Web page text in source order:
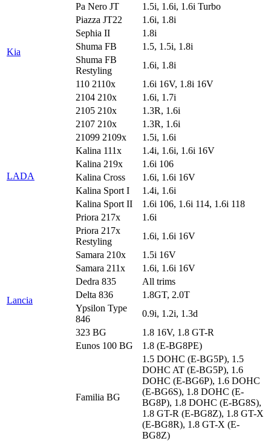
Pa Nero JT
1.5i, 1.6i, 1.6i Turbo
Piazza JT22
1.6i, 1.8i
Kia
Sephia II
1.8i
Shuma FB
1.5, 1.5i, 1.8i
Shuma FB
Restyling
1.6i, 1.8i
LADA
110 2110x
1.6i 16V, 1.8i 16V
2104 210x
1.6i, 1.7i
2105 210x
1.3R, 1.6i
2107 210x
1.3R, 1.6i
21099 2109x
1.5i, 1.6i
Kalina 111x
1.4i, 1.6i, 1.6i 16V
Kalina 219x
1.6i 106
Kalina Cross
1.6i, 1.6i 16V
Kalina Sport I
1.4i, 1.6i
Kalina Sport II
1.6i 106, 1.6i 114, 1.6i 118
Priora 217x
1.6i
Priora 217x
Restyling
1.6i, 1.6i 16V
Samara 210x
1.5i 16V
Samara 211x
1.6i, 1.6i 16V
Lancia
Dedra 835
All trims
Delta 836
1.8GT, 2.0T
Ypsilon Type
846
0.9i, 1.2i, 1.3d
323 BG
1.8 16V, 1.8 GT-R
Eunos 100 BG
1.8 (E-BG8PE)
Familia BG
1.5 DOHC (E-BG5P), 1.5
DOHC AT (E-BG5P), 1.6
DOHC (E-BG6P), 1.6 DOHC
(E-BG6S), 1.8 DOHC (E-
BG8P), 1.8 DOHC (E-BG8S),
1.8 GT-R (E-BG8Z), 1.8 GT-X
(E-BG8R), 1.8 GT-X (E-
BG8Z)